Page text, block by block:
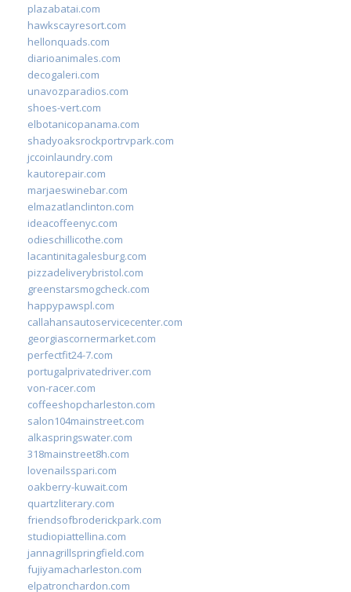
plazabatai.com
hawkscayresort.com
hellonquads.com
diarioanimales.com
decogaleri.com
unavozparadios.com
shoes-vert.com
elbotanicopanama.com
shadyoaksrockportrvpark.com
jccoinlaundry.com
kautorepair.com
marjaeswinebar.com
elmazatlanclinton.com
ideacoffeenyc.com
odieschillicothe.com
lacantinitagalesburg.com
pizzadeliverybristol.com
greenstarsmogcheck.com
happypawspl.com
callahansautoservicecenter.com
georgiascornermarket.com
perfectfit24-7.com
portugalprivatedriver.com
von-racer.com
coffeeshopcharleston.com
salon104mainstreet.com
alkaspringswater.com
318mainstreet8h.com
lovenailsspari.com
oakberry-kuwait.com
quartzliterary.com
friendsofbroderickpark.com
studiopiattellina.com
jannagrillspringfield.com
fujiyamacharleston.com
elpatronchardon.com